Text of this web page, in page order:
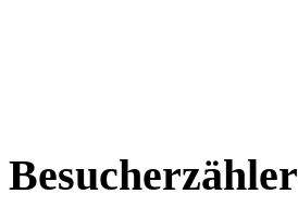
Besucherzähler